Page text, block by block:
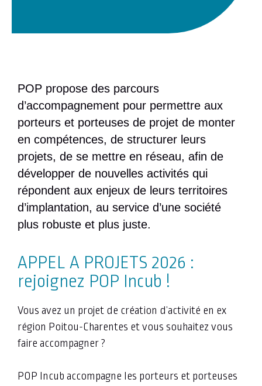
POP propose des parcours
d’accompagnement pour permettre aux
porteurs et porteuses de projet de monter
en compétences, de structurer leurs
projets, de se mettre en réseau, afin de
développer de nouvelles activités qui
répondent aux enjeux de leurs territoires
d’implantation, au service d’une société
plus robuste et plus juste.
APPEL A PROJETS 2026 :
rejoignez POP Incub !
Vous avez un projet de création d’activité en ex
région Poitou-Charentes et vous souhaitez vous
faire accompagner ?
POP Incub accompagne les porteurs et porteuses